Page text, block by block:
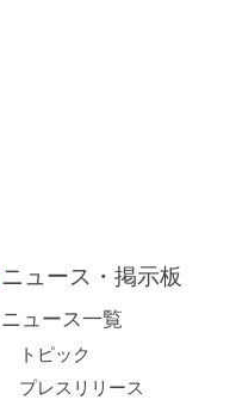
ニュース・掲示板
ニュース一覧
トピック
プレスリリース